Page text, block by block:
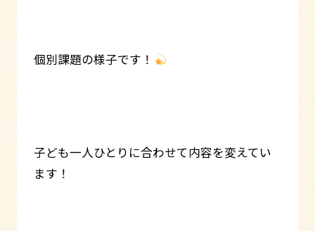
個別課題の様子です！
子ども一人ひとりに合わせて内容を変えてい
ます！